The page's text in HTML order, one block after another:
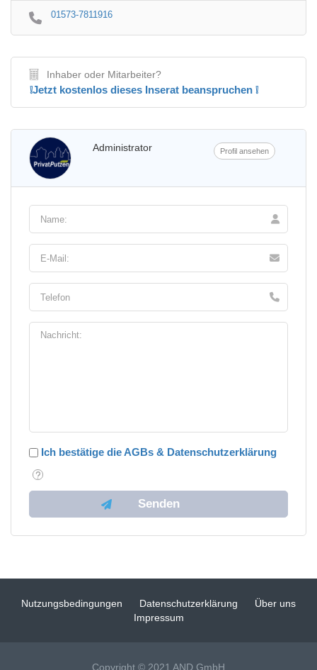
01573-7811916
Inhaber oder Mitarbeiter?
❕Jetzt kostenlos dieses Inserat beanspruchen ❕
Administrator Profil ansehen
Ich bestätige die AGBs & Datenschutzerklärung
Nutzungsbedingungen Datenschutzerklärung
Über uns
Impressum
Copyright © 2021 AND GmbH